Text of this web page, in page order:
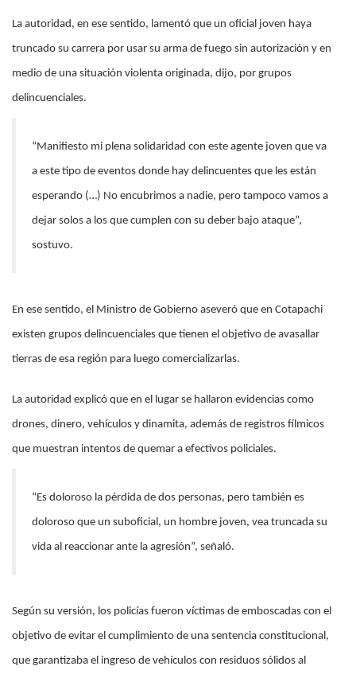
La autoridad, en ese sentido, lamentó que un oficial joven haya
truncado su carrera por usar su arma de fuego sin autorización y en
medio de una situación violenta originada, dijo, por grupos
delincuenciales.
“Manifiesto mi plena solidaridad con este agente joven que va
a este tipo de eventos donde hay delincuentes que les están
esperando (…) No encubrimos a nadie, pero tampoco vamos a
dejar solos a los que cumplen con su deber bajo ataque”,
sostuvo.
En ese sentido, el Ministro de Gobierno aseveró que en Cotapachi
existen grupos delincuenciales que tienen el objetivo de avasallar
tierras de esa región para luego comercializarlas.
La autoridad explicó que en el lugar se hallaron evidencias como
drones, dinero, vehículos y dinamita, además de registros fílmicos
que muestran intentos de quemar a efectivos policiales.
“Es doloroso la pérdida de dos personas, pero también es
doloroso que un suboficial, un hombre joven, vea truncada su
vida al reaccionar ante la agresión”, señaló.
Según su versión, los policías fueron víctimas de emboscadas con el
objetivo de evitar el cumplimiento de una sentencia constitucional,
que garantizaba el ingreso de vehículos con residuos sólidos al